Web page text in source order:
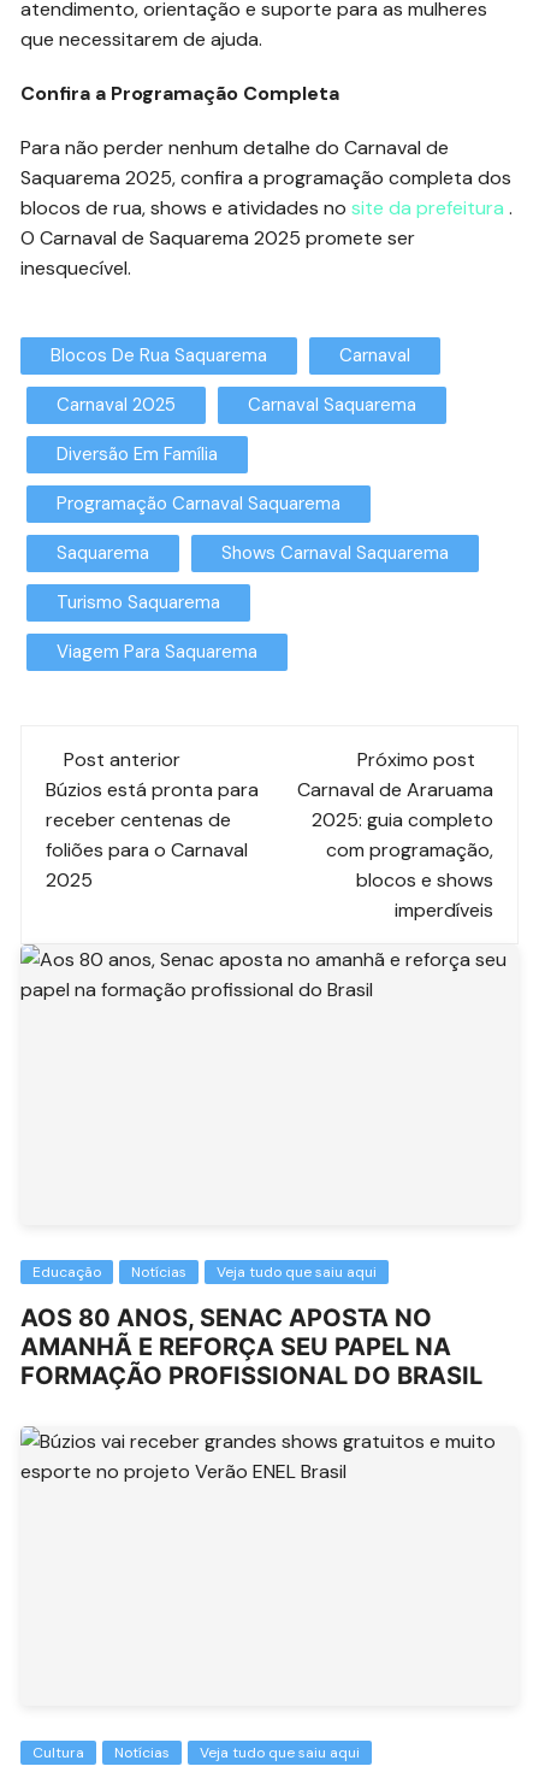
atendimento, orientação e suporte para as mulheres
que necessitarem de ajuda.
Confira a Programação Completa
Para não perder nenhum detalhe do Carnaval de
Saquarema 2025, confira a programação completa dos
blocos de rua, shows e atividades nosite da prefeitura .
O Carnaval de Saquarema 2025 promete ser
inesquecível.
Blocos De Rua Saquarema Carnaval
Carnaval 2025 Carnaval Saquarema
Diversão Em Família
Programação Carnaval Saquarema
Saquarema Shows Carnaval Saquarema
Turismo Saquarema
Viagem Para Saquarema
Post anterior
Búzios está pronta para
receber centenas de
foliões para o Carnaval
2025
Próximo post
Carnaval de Araruama
2025: guia completo
com programação,
blocos e shows
imperdíveis
Educação Notícias Veja tudo que saiu aqui
AOS 80 ANOS, SENAC APOSTA NO
AMANHÃ E REFORÇA SEU PAPEL NA
FORMAÇÃO PROFISSIONAL DO BRASIL
Cultura Notícias Veja tudo que saiu aqui